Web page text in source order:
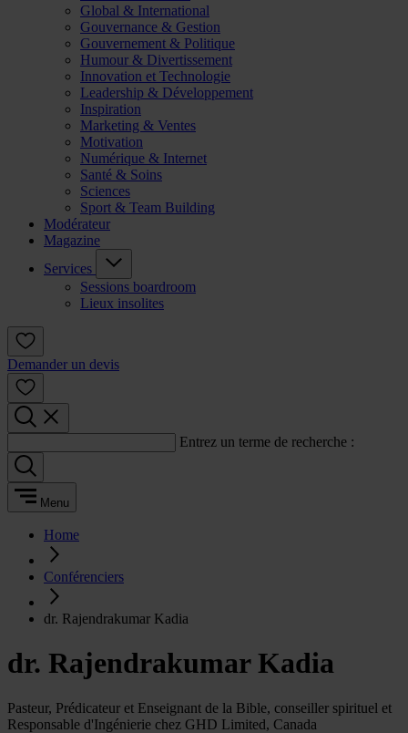
Global & International
Gouvernance & Gestion
Gouvernement & Politique
Humour & Divertissement
Innovation et Technologie
Leadership & Développement
Inspiration
Marketing & Ventes
Motivation
Numérique & Internet
Santé & Soins
Sciences
Sport & Team Building
Modérateur
Magazine
Services
Sessions boardroom
Lieux insolites
Demander un devis
Entrez un terme de recherche :
Menu
Home
Conférenciers
dr. Rajendrakumar Kadia
dr. Rajendrakumar Kadia
Pasteur, Prédicateur et Enseignant de la Bible, conseiller spirituel et
Responsable d'Ingénierie chez GHD Limited, Canada